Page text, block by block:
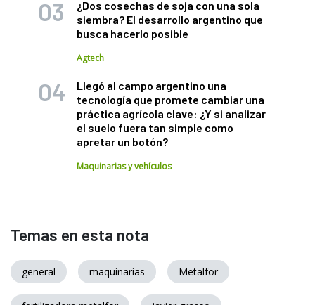
¿Dos cosechas de soja con una sola
siembra? El desarrollo argentino que
busca hacerlo posible
Agtech
Llegó al campo argentino una
tecnología que promete cambiar una
práctica agrícola clave: ¿Y si analizar
el suelo fuera tan simple como
apretar un botón?
Maquinarias y vehículos
Temas en esta nota
general maquinarias Metalfor